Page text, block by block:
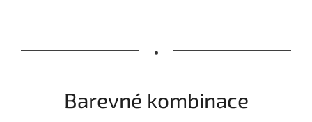
•
Barevné kombinace